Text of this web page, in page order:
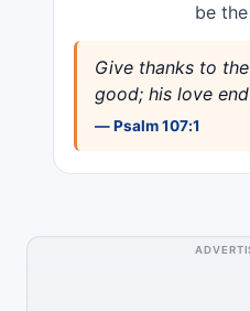
be
Give thanks to
good; his love
— Psalm 107:1